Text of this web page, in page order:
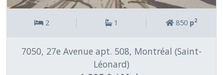
2 1 850p2
7050, 27e Avenue apt. 508, Montréal (Saint-
Léonard)